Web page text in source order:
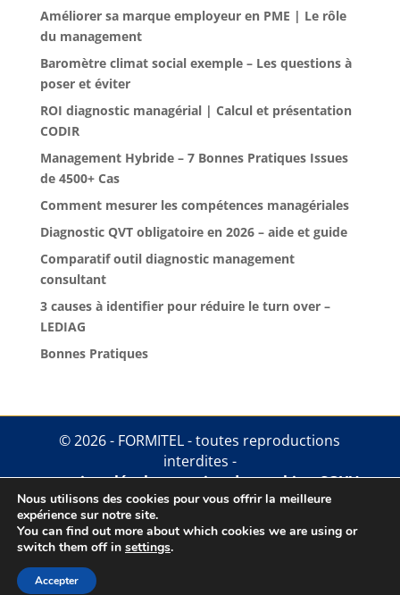
Améliorer sa marque employeur en PME | Le rôle
du management
Baromètre climat social exemple – Les questions à
poser et éviter
ROI diagnostic managérial | Calcul et présentation
CODIR
Management Hybride – 7 Bonnes Pratiques Issues
de 4500+ Cas
Comment mesurer les compétences managériales
Diagnostic QVT obligatoire en 2026 – aide et guide
Comparatif outil diagnostic management
consultant
3 causes à identifier pour réduire le turn over –
LEDIAG
Bonnes Pratiques
© 2026 - FORMITEL - toutes reproductions
interdites -
mentions légales.gestion des cookies.CGUV
Nous utilisons des cookies pour vous offrir la meilleure
expérience sur notre site.
You can find out more about which cookies we are using or
switch them off in settings.
Accepter